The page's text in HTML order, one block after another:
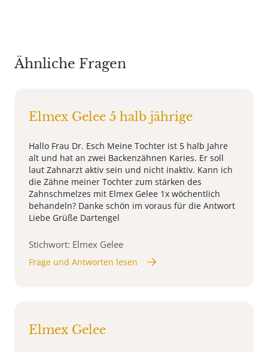
Ähnliche Fragen
Elmex Gelee 5 halb jährige
Hallo Frau Dr. Esch Meine Tochter ist 5 halb Jahre
alt und hat an zwei Backenzähnen Karies. Er soll
laut Zahnarzt aktiv sein und nicht inaktiv. Kann ich
die Zähne meiner Tochter zum stärken des
Zahnschmelzes mit Elmex Gelee 1x wöchentlich
behandeln? Danke schön im voraus für die Antwort
Liebe Grüße Dartengel
Stichwort: Elmex Gelee
Frage und Antworten lesen
Elmex Gelee